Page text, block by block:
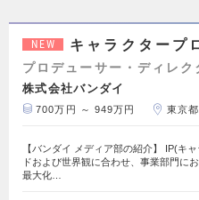
NEW キャラクタープ
プロデューサー・ディレク
株式会社バンダイ
700万円 ～ 949万円 東京都
【バンダイ メディア部の紹介】 IP(キ
ドおよび世界観に合わせ、事業部門に
最大化…